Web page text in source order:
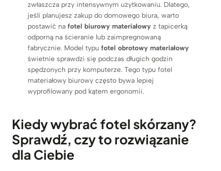
zwłaszcza przy intensywnym użytkowaniu. Dlatego,
jeśli planujesz zakup do domowego biura, warto
postawić na fotel biurowy materiałowy z tapicerką
odporną na ścieranie lub zaimpregnowaną
fabrycznie. Model typu fotel obrotowy materiałowy
świetnie sprawdzi się podczas długich godzin
spędzonych przy komputerze. Tego typu fotel
materiałowy biurowy często bywa lepiej
wyprofilowany pod kątem ergonomii.
Kiedy wybrać fotel skórzany?
Sprawdź, czy to rozwiązanie
dla Ciebie